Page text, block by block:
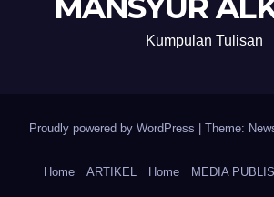
Kumpulan Tulisan
Proudly powered by WordPress Theme:
Home ARTIKEL Home MEDIA